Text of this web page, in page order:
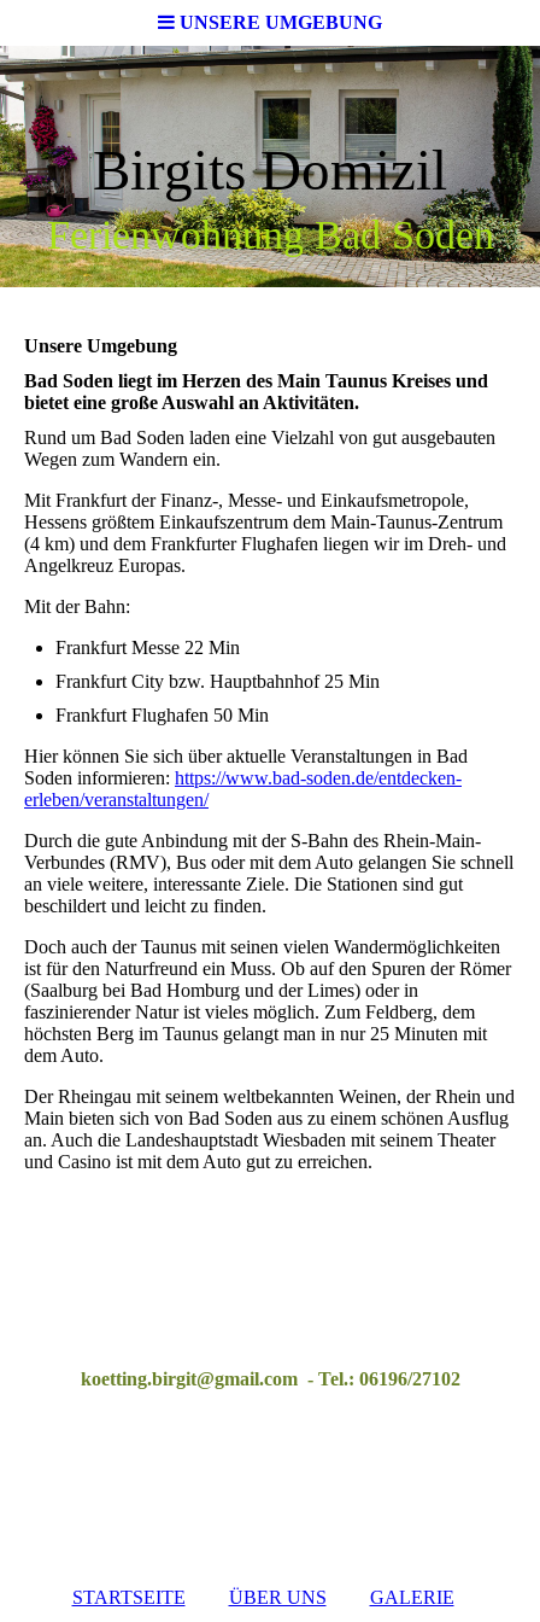
UNSERE UMGEBUNG
Birgits Domizil
Ferienwohnung Bad Soden
Unsere Umgebung
Bad Soden liegt im Herzen des Main Taunus Kreises und
bietet eine große Auswahl an Aktivitäten.
Rund um Bad Soden laden eine Vielzahl von gut ausgebauten
Wegen zum Wandern ein.
Mit Frankfurt der Finanz-, Messe- und Einkaufsmetropole,
Hessens größtem Einkaufszentrum dem Main-Taunus-Zentrum
(4 km) und dem Frankfurter Flughafen liegen wir im Dreh- und
Angelkreuz Europas.
Mit der Bahn:
Frankfurt Messe 22 Min
Frankfurt City bzw. Hauptbahnhof 25 Min
Frankfurt Flughafen 50 Min
Hier können Sie sich über aktuelle Veranstaltungen in Bad
Soden informieren: https://www.bad-soden.de/entdecken-
erleben/veranstaltungen/
Durch die gute Anbindung mit der S-Bahn des Rhein-Main-
Verbundes (RMV), Bus oder mit dem Auto gelangen Sie schnell
an viele weitere, interessante Ziele. Die Stationen sind gut
beschildert und leicht zu finden.
Doch auch der Taunus mit seinen vielen Wandermöglichkeiten
ist für den Naturfreund ein Muss. Ob auf den Spuren der Römer
(Saalburg bei Bad Homburg und der Limes) oder in
faszinierender Natur ist vieles möglich. Zum Feldberg, dem
höchsten Berg im Taunus gelangt man in nur 25 Minuten mit
dem Auto.
Der Rheingau mit seinem weltbekannten Weinen, der Rhein und
Main bieten sich von Bad Soden aus zu einem schönen Ausflug
an. Auch die Landeshauptstadt Wiesbaden mit seinem Theater
und Casino ist mit dem Auto gut zu erreichen.
koetting.birgit@gmail.com - Tel.: 06196/27102
STARTSEITE ÜBER UNS GALERIE